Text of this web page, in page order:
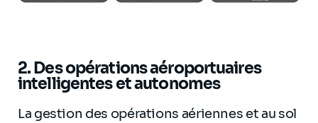
2.Des opérations aéroportuaires
intelligentes et autonomes
La gestion des opérations aériennes et au sol